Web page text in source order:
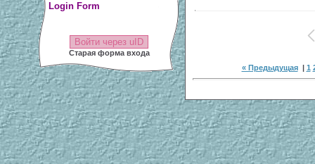
Login Form
Войти через uID
Старая форма входа
« Предыдущая| 1